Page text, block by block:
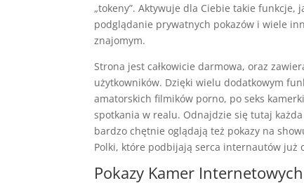
„tokeny”. Aktywuje dla Ciebie takie
podglądanie prywatnych pokazów i wiele
znajomym.
Strona jest całkowicie darmowa, oraz
użytkowników. Dzięki wielu dodatkowym
amatorskich filmików porno, po seks
spotkania w realu. Odnajdzie się tutaj
bardzo chętnie oglądają też pokazy na
Polki, które podbijają serca internautów już
Pokazy Kamer Internetowych